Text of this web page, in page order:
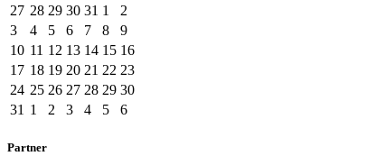
27 28 29 30 31 1
2
3
4 5 6 7 8
9
10 11 12 13 14 15 16
17 18 19 20 21 22 23
24 25 26 27 28 29 30
31 1 2 3 4 5 6
Partner